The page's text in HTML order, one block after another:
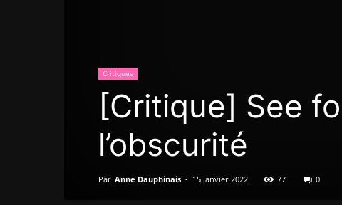
Critiques
[Critique] See
l’obscurité
Par Anne Dauphinais - 15 janvier 2022 77 0